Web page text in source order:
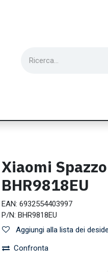
Xiaomi
BHR9818EU
EAN: 6932554403997
P/N: BHR9818EU
Aggiungi alla lista dei
Confronta